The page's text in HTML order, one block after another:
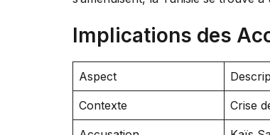
Implications des
Aspect
Contexte Crise